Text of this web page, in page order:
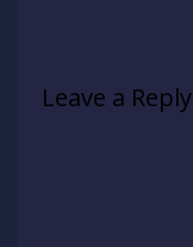
Leave a Reply